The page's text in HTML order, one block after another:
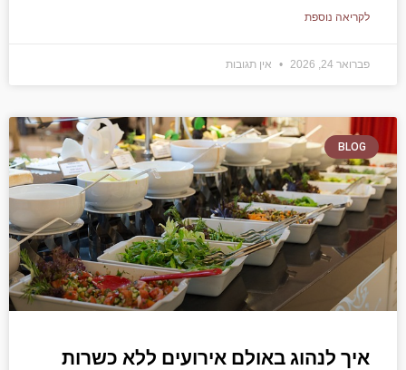
לקריאה נוספת
פברואר 24, 2026 אין תגובות
BLOG
איך לנהוג באולם אירועים ללא כשרות